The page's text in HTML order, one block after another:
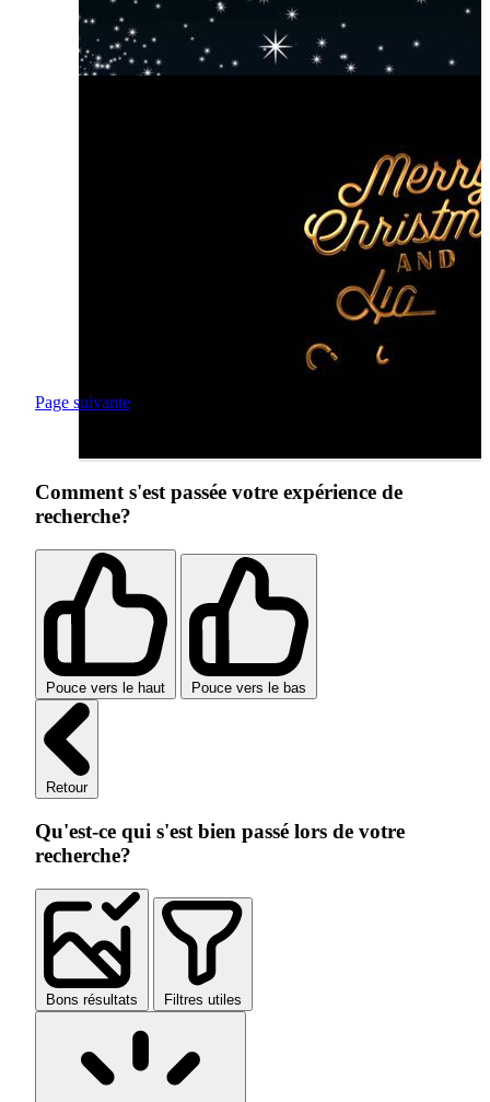
Page suivante
Comment s'est passée votre expérience de
recherche?
Pouce vers le haut Pouce vers le bas
Retour
Qu'est-ce qui s'est bien passé lors de votre
recherche?
Bons résultats Filtres utiles